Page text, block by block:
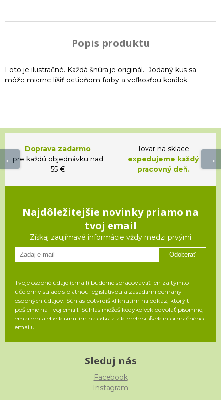
Popis produktu
Foto je ilustračné. Každá šnúra je originál. Dodaný kus sa
môže mierne líšiť odtieňom farby a veľkosťou korálok.
Doprava zadarmo
pre každú objednávku nad
55 €
Tovar na sklade
expedujeme každý
pracovný deň.
Najdôležitejšie novinky priamo na
tvoj email
Získaj zaujímavé informácie vždy medzi prvými
Odoberať
Tvoje osobné údaje (email) budeme spracovávať len za týmto
účelom v súlade s platnou legislatívou a zásadami ochrany
osobných údajov. Súhlas potvrdíš kliknutím na odkaz, ktorý ti
pošleme na Tvoj email. Súhlas môžeš kedykoľvek odvolať písomne,
emailom alebo kliknutím na odkaz z ktoréhokoľvek informačného
emailu.
Sleduj nás
Facebook
Instagram